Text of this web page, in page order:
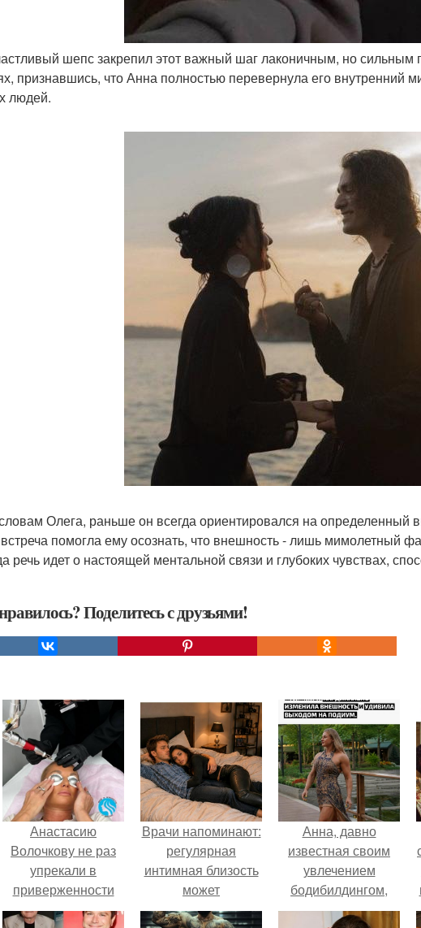
шепс закрепил этот важный шаг лаконичным, но
признавшись, что Анна полностью перевернула его внутренний
людей.
Олега, раньше он всегда ориентировался на
помогла ему осознать, что внешность - лишь мимолетный
речь идет о настоящей ментальной связи и глубоких чувствах,
Поделитесь с друзьями!
Анастасию
Волочкову не раз
упрекали в
приверженности
устаревшим бьюти -
Врачи напоминают:
регулярная
интимная близость
может
положительно
Анна, давно
известная своим
увлечением
бодибилдингом,
впервые